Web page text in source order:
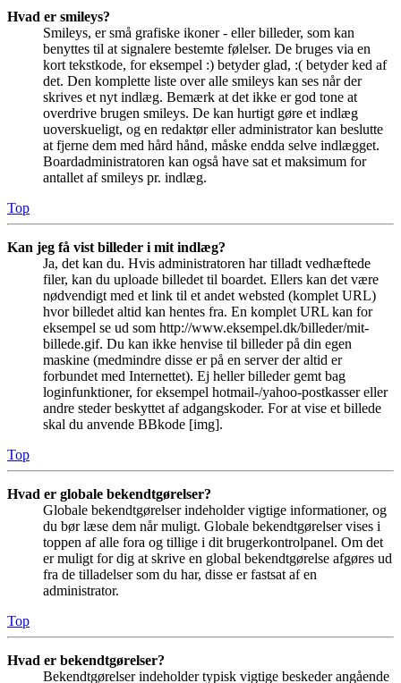
Hvad er smileys?
Smileys, er små grafiske ikoner - eller billeder, som kan
benyttes til at signalere bestemte følelser. De bruges via en
kort tekstkode, for eksempel :) betyder glad, :( betyder ked af
det. Den komplette liste over alle smileys kan ses når der
skrives et nyt indlæg. Bemærk at det ikke er god tone at
overdrive brugen smileys. De kan hurtigt gøre et indlæg
uoverskueligt, og en redaktør eller administrator kan beslutte
at fjerne dem med hård hånd, måske endda selve indlægget.
Boardadministratoren kan også have sat et maksimum for
antallet af smileys pr. indlæg.
Top
Kan jeg få vist billeder i mit indlæg?
Ja, det kan du. Hvis administratoren har tilladt vedhæftede
filer, kan du uploade billedet til boardet. Ellers kan det være
nødvendigt med et link til et andet websted (komplet URL)
hvor billedet altid kan hentes fra. En komplet URL kan for
eksempel se ud som http://www.eksempel.dk/billeder/mit-
billede.gif. Du kan ikke henvise til billeder på din egen
maskine (medmindre disse er på en server der altid er
forbundet med Internettet). Ej heller billeder gemt bag
loginfunktioner, for eksempel hotmail-/yahoo-postkasser eller
andre steder beskyttet af adgangskoder. For at vise et billede
skal du anvende BBkode [img].
Top
Hvad er globale bekendtgørelser?
Globale bekendtgørelser indeholder vigtige informationer, og
du bør læse dem når muligt. Globale bekendtgørelser vises i
toppen af alle fora og tillige i dit brugerkontrolpanel. Om det
er muligt for dig at skrive en global bekendtgørelse afgøres ud
fra de tilladelser som du har, disse er fastsat af en
administrator.
Top
Hvad er bekendtgørelser?
Bekendtgørelser indeholder typisk vigtige beskeder angående